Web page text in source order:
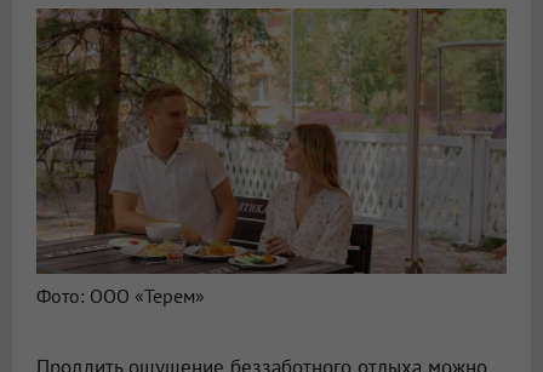
Фото: ООО «Терем»